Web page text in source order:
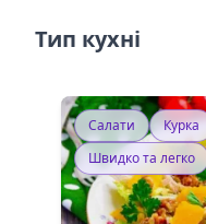
Тип кухні
Салати Курка
Швидко та легко